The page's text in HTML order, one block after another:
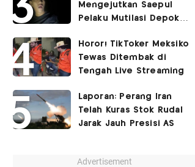
Mengejutkan Saepul
Pelaku Mutilasi Depok:
Korban di Kontrakan
Horor! TikToker Meksiko
Tewas Ditembak di
Tengah Live Streaming
Laporan: Perang Iran
Telah Kuras Stok Rudal
Jarak Jauh Presisi AS
Advertisement